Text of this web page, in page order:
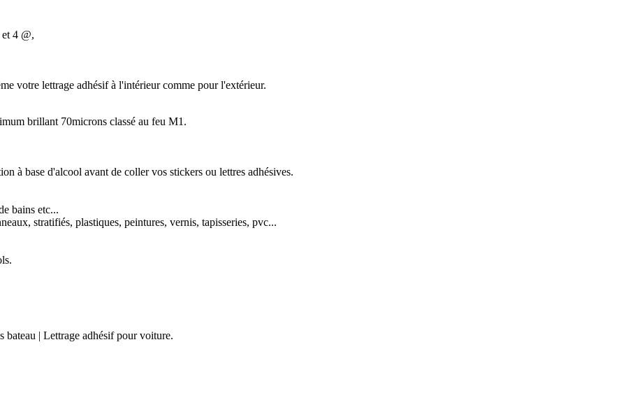
4 @,
votre lettrage adhésif à l'intérieur comme pour l'extérieur.
brillant 70microns classé au feu M1.
à base d'alcool avant de coller vos stickers ou lettres adhésives.
bains etc...
stratifiés, plastiques, peintures, vernis, tapisseries, pvc...
bateau | Lettrage adhésif pour voiture.